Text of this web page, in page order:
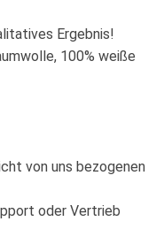
Ergebnis!
100% weiße
von uns bezogenen
oder Vertrieb